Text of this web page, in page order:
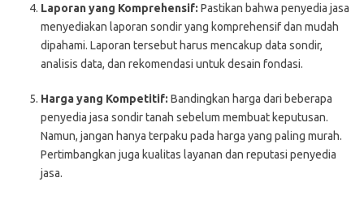
Laporan yang Komprehensif: Pastikan bahwa penyedia jasa
menyediakan laporan sondir yang komprehensif dan mudah
dipahami. Laporan tersebut harus mencakup data sondir,
analisis data, dan rekomendasi untuk desain fondasi.
Harga yang Kompetitif: Bandingkan harga dari beberapa
penyedia jasa sondir tanah sebelum membuat keputusan.
Namun, jangan hanya terpaku pada harga yang paling murah.
Pertimbangkan juga kualitas layanan dan reputasi penyedia
jasa.